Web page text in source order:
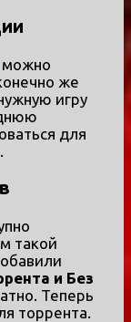
можно
же
игру
для
такой
и Без
Теперь
торрента.